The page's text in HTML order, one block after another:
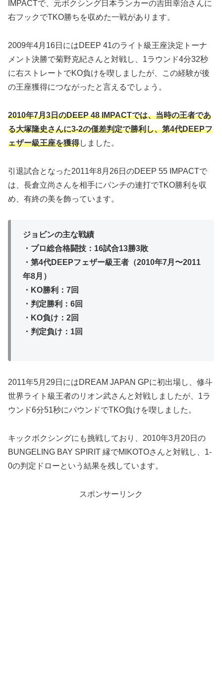
IMPACTで、元ボクシング日本ランカーの吉田幸治さんに
右フックでTKO勝ちを収めた一戦があります。
2009年4月16日にはDEEP 41のライト級王座決定トーナ
メント決勝で菊野克紀さんと対戦し、1ラウンド4分32秒
に右ストレートでKO負けを喫しましたが、この経験が後
の王座獲得につながったと言えるでしょう。
2010年7月3日のDEEP 48 IMPACTでは、当時の王者であ
る大塚隆史さんに3-2の僅差判定で勝利し、第4代DEEPフ
ェザー級王座を獲得しました。
引退試合となった2011年8月26日のDEEP 55 IMPACTで
は、長倉立尚さんを相手にパンチの連打でTKO勝利を収
め、有終の美を飾っています。
ジョビンの主な戦績
・プロ総合格闘技：16試合13勝3敗
・第4代DEEPフェザー級王者（2010年7月〜2011
年8月）
・KO勝利：7回
・判定勝利：6回
・KO負け：2回
・判定負け：1回
2011年5月29日にはDREAM JAPAN GPに初出場し、修斗
世界ライト級王者のリオン武さんと対戦しましたが、1ラ
ウンド6分51秒にパウンドでTKO負けを喫しました。
キックボクシングにも挑戦しており、2010年3月20日の
BUNGELING BAY SPIRIT 縁でMIKOTOさんと対戦し、1-
0の判定ドローという結果を残しています。
スポンサーリンク